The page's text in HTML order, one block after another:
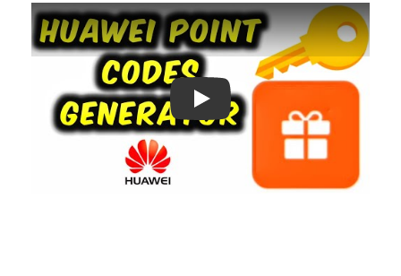
Play: Keynote (Google I/O '18)